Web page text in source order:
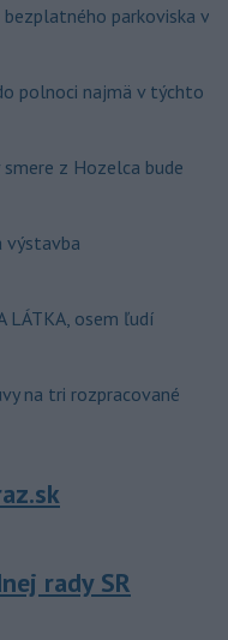
parkoviska v
polnoci najmä v týchto
z Hozelca bude
výstavba
LÁTKA, osem ľudí
na tri rozpracované
rady SR